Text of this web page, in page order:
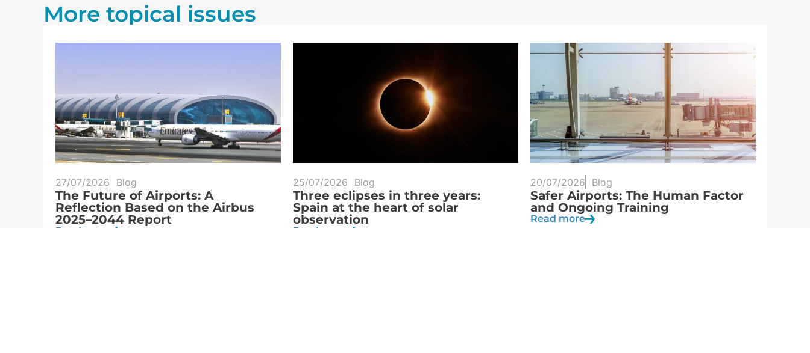
More topical issues
27/07/2026 Blog
The Future of Airports: A
Reflection Based on the Airbus
2025–2044 Report
Read more
25/07/2026 Blog
Three eclipses in three years:
Spain at the heart of solar
observation
Read more
20/07/2026 Blog
Safer Airports: The Human Factor
and Ongoing Training
Read more